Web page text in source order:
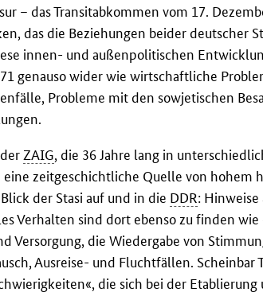
– das Transitabkommen vom 17.
das die Beziehungen beider deutscher
innen- und außenpolitischen
genauso wider wie wirtschaftliche
Probleme mit den sowjetischen
derZAIG, die 36 Jahre lang in
zeitgeschichtliche Quelle von hohem
der Stasi auf und in die DDR:
Verhalten sind dort ebenso zu finden
Versorgung, die Wiedergabe von
Ausreise- und Fluchtfällen.
die sich bei der